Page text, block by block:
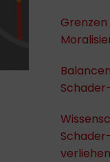
verliehen